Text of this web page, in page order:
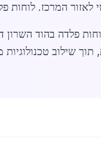
לאזור המרכז. לוחות
פלדה בהוד השרון
שילוב